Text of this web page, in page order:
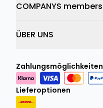
COMPANYS members
ÜBER UNS
Zahlungsmöglichkeiten
Lieferoptionen